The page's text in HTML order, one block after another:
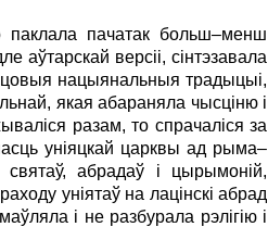
пачатак больш–менш
версіі, сінтэзавала
нацыянальныя традыцыі,
якая абараняла чысціню і
разам, то спрачаліся за
уніяцкай царквы ад рыма–
святаў, абрадаў і цырымоній,
уніятаў на лацінскі абрад
і не разбурала рэлігію і